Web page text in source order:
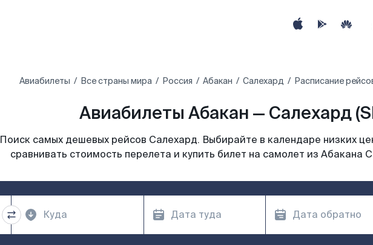
Авиабилеты Все страны мира Россия Абакан Салехард Расписание
Авиабилеты Абакан — Салехард
Поиск самых дешевых рейсов Салехард. Выбирайте в календаре низких
сравнивать стоимость перелета и купить билет на самолет из Абакана